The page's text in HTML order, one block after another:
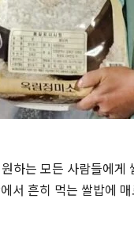
하는 모든 사람들에
서 흔히 먹는 쌀밥에